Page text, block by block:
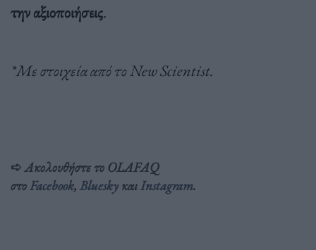
την αξιοποιήσεις.
*Με στοιχεία από το New Scientist.
➪ Ακολουθήστε το OLAFAQ
στοFacebook, Bluesky καιInstagram.